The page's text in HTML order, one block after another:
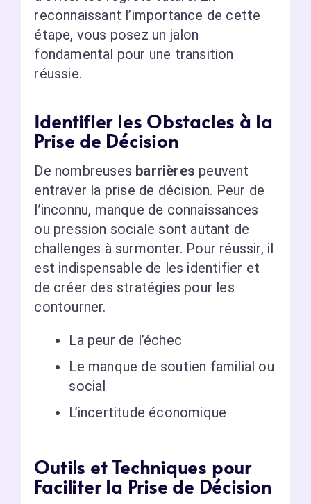
reconnaissant l’importance de cette
étape, vous posez un jalon
fondamental pour une transition
réussie.
Identifier les Obstacles à la
Prise de Décision
De nombreuses barrières peuvent
entraver la prise de décision. Peur de
l’inconnu, manque de connaissances
ou pression sociale sont autant de
challenges à surmonter. Pour réussir, il
est indispensable de les identifier et
de créer des stratégies pour les
contourner.
La peur de l’échec
Le manque de soutien familial ou
social
L’incertitude économique
Outils et Techniques pour
Faciliter la Prise de Décision